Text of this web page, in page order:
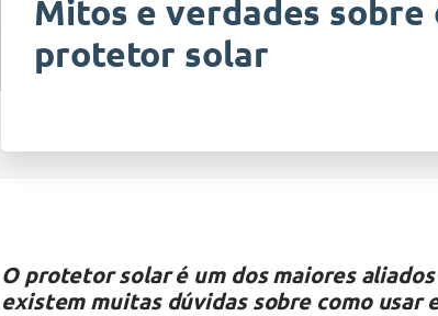
Mitos e verdades sobre
protetor solar
O protetor solar é um dos maiores
existem muitas dúvidas sobre como